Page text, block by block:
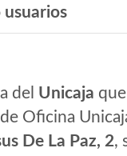
usuarios
del Unicaja
Oficina
De La Paz, 2,